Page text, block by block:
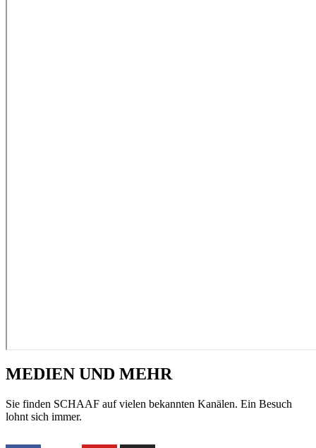
MEDIEN UND MEHR
Sie finden SCHAAF auf vielen bekannten Kanälen. Ein Besuch
lohnt sich immer.